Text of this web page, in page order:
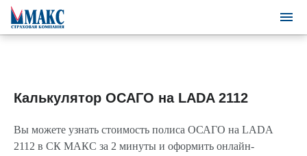
Калькулятор ОСАГО на LADA 2112
Вы можете узнать стоимость полиса ОСАГО на LADA
2112 в СК МАКС за 2 минуты и оформить онлайн-